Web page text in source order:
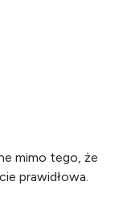
mimo tego, że
prawidłowa.